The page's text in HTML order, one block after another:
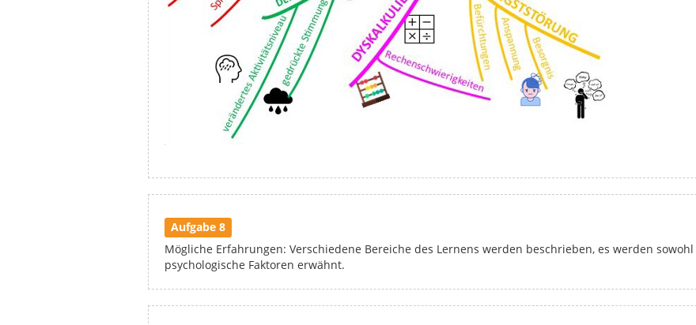
Aufgabe 8
Mögliche Erfahrungen: Verschiedene Bereiche des Lernens werden beschrieben, es werden
psychologische Faktoren erwähnt.